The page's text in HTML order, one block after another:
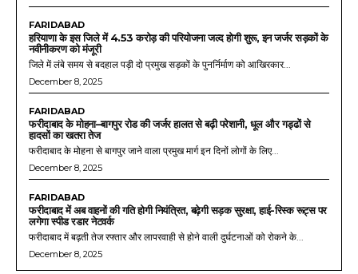
FARIDABAD
हरियाणा के इस जिले में 4.53 करोड़ की परियोजना जल्द होगी शुरू, इन जर्जर सड़कों के
नवीनीकरण को मंजूरी
जिले में लंबे समय से बदहाल पड़ी दो प्रमुख सड़कों के पुनर्निर्माण को आखिरकार...
December 8, 2025
FARIDABAD
फरीदाबाद के मोहना–बागपुर रोड की जर्जर हालत से बढ़ी परेशानी, धूल और गड्ढों से
हादसों का खतरा तेज
फरीदाबाद के मोहना से बागपुर जाने वाला प्रमुख मार्ग इन दिनों लोगों के लिए...
December 8, 2025
FARIDABAD
फरीदाबाद में अब वाहनों की गति होगी नियंत्रित, बढ़ेगी सड़क सुरक्षा, हाई-रिस्क रूट्स पर
लगेगा स्पीड रडार नेटवर्क
फरीदाबाद में बढ़ती तेज रफ्तार और लापरवाही से होने वाली दुर्घटनाओं को रोकने के...
December 8, 2025